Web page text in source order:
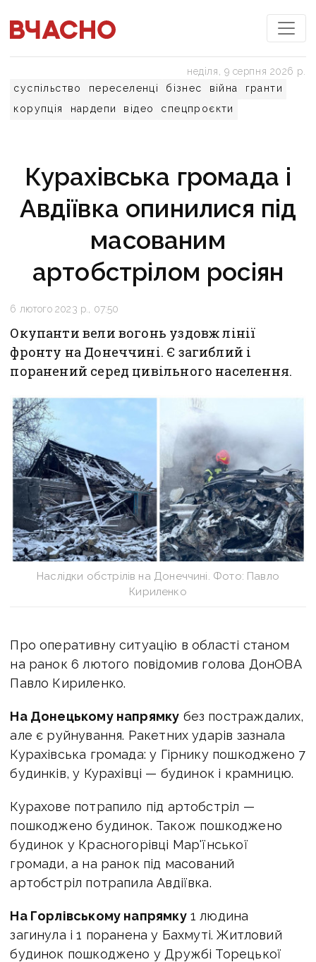
суспільство переселенці бізнес війна
гранти
корупція
нардепи відео спецпроєкти
неділя, 9 серпня 2026 р.
Курахівська громада і
Авдіївка опинилися під
масованим
артобстрілом росіян
6 лютого 2023 р., 07:50
Окупанти вели вогонь уздовж лінії
фронту на Донеччині. Є загиблий і
поранений серед цивільного населення.
Наслідки обстрілів на Донеччині. Фото: Павло
Кириленко
Про оперативну ситуацію в області станом
на ранок 6 лютого повідомив голова ДонОВА
Павло Кириленко.
На Донецькому напрямку без постраждалих,
але є руйнування. Ракетних ударів зазнала
Курахівська громада: у Гірнику пошкоджено 7
будинків, у Курахівці — будинок і крамницю.
Курахове потрапило під артобстріл —
пошкоджено будинок. Також пошкоджено
будинок у Красногорівці Мар'їнської
громади, а на ранок під масований
артобстріл потрапила Авдіївка.
На Горлівському напрямку1 людина
загинула і 1 поранена у Бахмуті. Житловий
будинок пошкоджено у Дружбі Торецької